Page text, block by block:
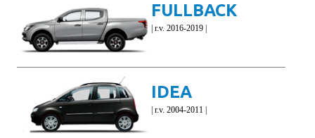
FULLBACK
| r.v. 2016-2019 |
IDEA
| r.v. 2004-2011 |